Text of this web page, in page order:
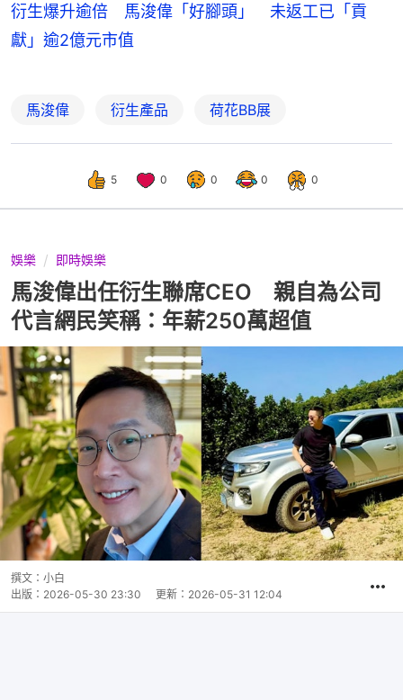
衍生爆升逾倍 馬浚偉「好腳頭」 未返工已「貢
獻」逾2億元市值
馬浚偉 衍生產品 荷花BB展
5 0 0 0 0
娛樂 即時娛樂
馬浚偉出任衍生聯席CEO 親自為公司
代言網民笑稱：年薪250萬超值
撰文： 小白
出版： 2026-05-30 23:30 更新： 2026-05-31 12:04